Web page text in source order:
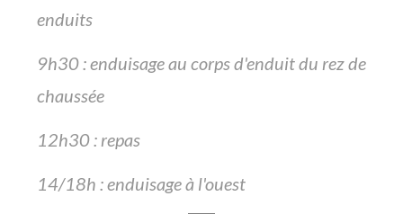
enduits
9h30 : enduisage au corps d'enduit du rez de
chaussée
12h30 : repas
14/18h : enduisage à l'ouest